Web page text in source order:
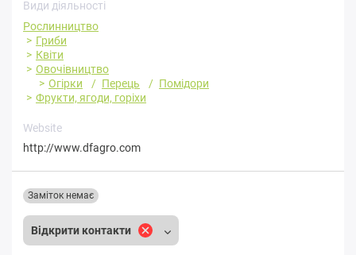
Види діяльності
Рослинництво
Гриби
Квіти
Овочівництво
Огірки
Перець
Помідори
Фрукти, ягоди, горіхи
Website
http://www.dfagro.com
Відкрити контакти
Заміток немає